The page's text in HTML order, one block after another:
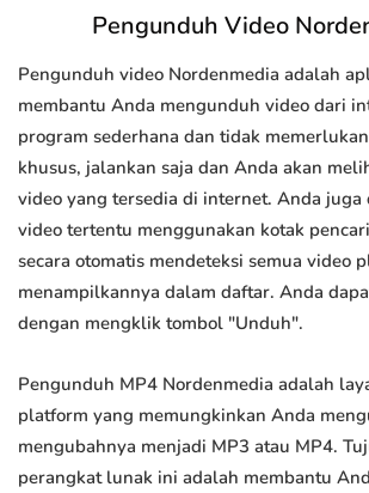
Pengunduh Video
Pengunduh video Nordenmedia adalah
membantu Anda mengunduh video dari
program sederhana dan tidak
khusus, jalankan saja dan Anda akan
video yang tersedia di internet. Anda juga
video tertentu menggunakan kotak
secara otomatis mendeteksi semua video
menampilkannya dalam daftar. Anda
dengan mengklik tombol "Unduh".
Pengunduh MP4 Nordenmedia adalah
platform yang memungkinkan Anda
mengubahnya menjadi MP3 atau MP4.
perangkat lunak ini adalah membantu